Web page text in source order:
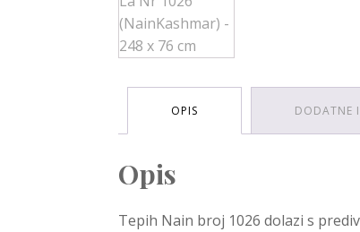
OPIS DODATNE
Opis
Tepih Nain broj 1026 dolazi s